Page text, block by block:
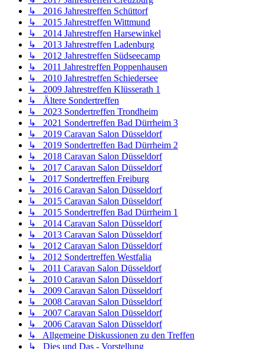
↳ 2016 Jahrestreffen Schüttorf
↳ 2015 Jahrestreffen Wittmund
↳ 2014 Jahrestreffen Harsewinkel
↳ 2013 Jahrestreffen Ladenburg
↳ 2012 Jahrestreffen Südseecamp
↳ 2011 Jahrestreffen Poppenhausen
↳ 2010 Jahrestreffen Schiedersee
↳ 2009 Jahrestreffen Klüsserath 1
↳ Ältere Sondertreffen
↳ 2023 Sondertreffen Trondheim
↳ 2021 Sondertreffen Bad Dürrheim 3
↳ 2019 Caravan Salon Düsseldorf
↳ 2019 Sondertreffen Bad Dürrheim 2
↳ 2018 Caravan Salon Düsseldorf
↳ 2017 Caravan Salon Düsseldorf
↳ 2017 Sondertreffen Freiburg
↳ 2016 Caravan Salon Düsseldorf
↳ 2015 Caravan Salon Düsseldorf
↳ 2015 Sondertreffen Bad Dürrheim 1
↳ 2014 Caravan Salon Düsseldorf
↳ 2013 Caravan Salon Düsseldorf
↳ 2012 Caravan Salon Düsseldorf
↳ 2012 Sondertreffen Westfalia
↳ 2011 Caravan Salon Düsseldorf
↳ 2010 Caravan Salon Düsseldorf
↳ 2009 Caravan Salon Düsseldorf
↳ 2008 Caravan Salon Düsseldorf
↳ 2007 Caravan Salon Düsseldorf
↳ 2006 Caravan Salon Düsseldorf
↳ Allgemeine Diskussionen zu den Treffen
↳ Dies und Das - Vorstellung